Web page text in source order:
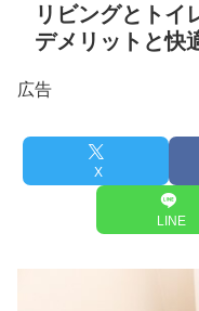
リビングとトイ
デメリットと快
広告
X
LINE